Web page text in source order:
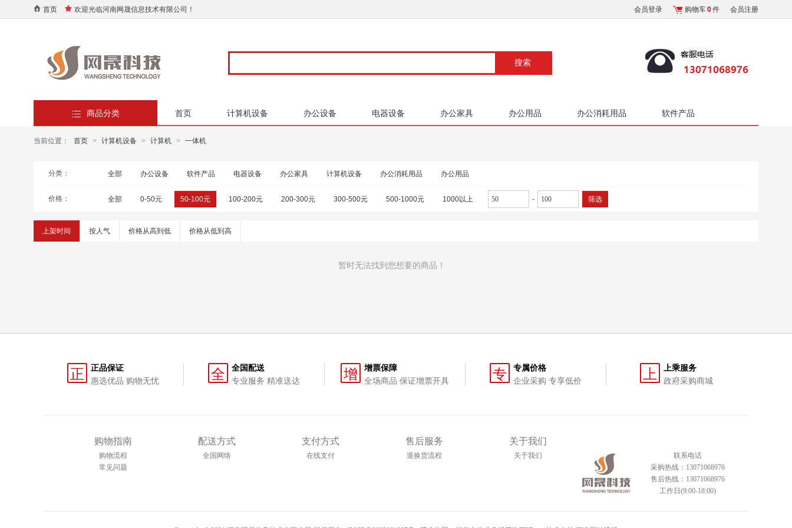
首页 欢迎光临河南网晟信息技术有限公司！ 会员登录 购物车0件 会员注册
商品分类 首页 计算机设备 办公设备 电器设备 办公家具 办公用品 办公消耗用品 软件产品
当前位置： 首页 > 计算机设备 > 计算机 > 一体机
分类： 全部 办公设备 软件产品 电器设备 办公家具 计算机设备 办公消耗用品 办公用品
价格： 全部 0-50元 50-100元 100-200元 200-300元 300-500元 500-1000元 1000以上 - 筛选
上架时间 按人气 价格从高到低 价格从低到高
暂时无法找到您想要的商品！
正
正品保证
惠选优品 购物无忧
全
全国配送
专业服务 精准送达
增
增票保障
全场商品 保证增票开具
专
专属价格
企业采购 专享低价
上
上乘服务
政府采购商城
购物指南
购物流程
常见问题
配送方式
全国网络
支付方式
在线支付
售后服务
退换货流程
关于我们
关于我们
联系电话
采购热线：13071068976
售后热线：13071068976
工作日(9:00-18:00)